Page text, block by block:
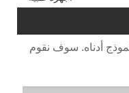
أدناه. سوف نقوم